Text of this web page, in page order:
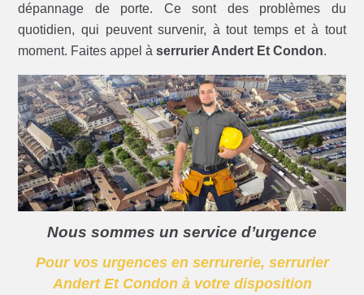
dépannage de porte. Ce sont des problèmes du
quotidien, qui peuvent survenir, à tout temps et à tout
moment. Faites appel àserrurier Andert Et Condon.
Nous sommes un service d’urgence
Pour vos urgences en serrurerie, serrurier
Andert Et Condon à votre disposition